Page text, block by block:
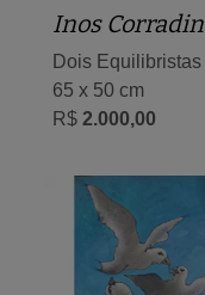
Inos Corradin
Dois Equilibristas
65 x 50 cm
R$ 2.000,00